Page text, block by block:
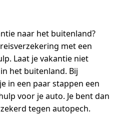
naar het buitenland?
met een
Laat je vakantie niet
het buitenland. Bij
in een paar stappen een
voor je auto. Je bent dan
tegen autopech.